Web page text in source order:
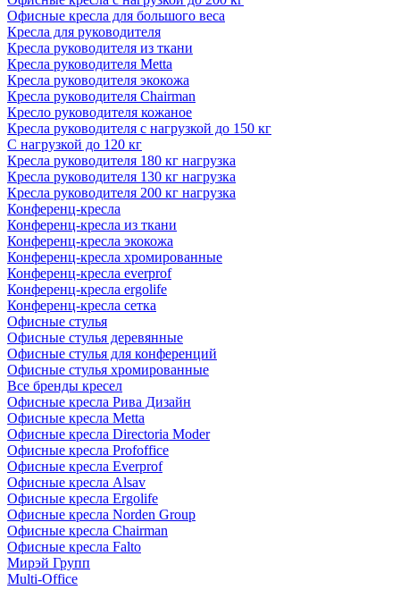
Офисные кресла для большого веса
Кресла для руководителя
Кресла руководителя из ткани
Кресла руководителя Metta
Кресла руководителя экокожа
Кресла руководителя Chairman
Кресло руководителя кожаное
Кресла руководителя с нагрузкой до 150 кг
С нагрузкой до 120 кг
Кресла руководителя 180 кг нагрузка
Кресла руководителя 130 кг нагрузка
Кресла руководителя 200 кг нагрузка
Конференц-кресла
Конференц-кресла из ткани
Конференц-кресла экокожа
Конференц-кресла хромированные
Конференц-кресла everprof
Конференц-кресла ergolife
Конференц-кресла сетка
Офисные стулья
Офисные стулья деревянные
Офисные стулья для конференций
Офисные стулья хромированные
Все бренды кресел
Офисные кресла Рива Дизайн
Офисные кресла Metta
Офисные кресла Directoria Moder
Офисные кресла Profoffice
Офисные кресла Everprof
Офисные кресла Alsav
Офисные кресла Ergolife
Офисные кресла Norden Group
Офисные кресла Chairman
Офисные кресла Falto
Мирэй Групп
Multi-Office